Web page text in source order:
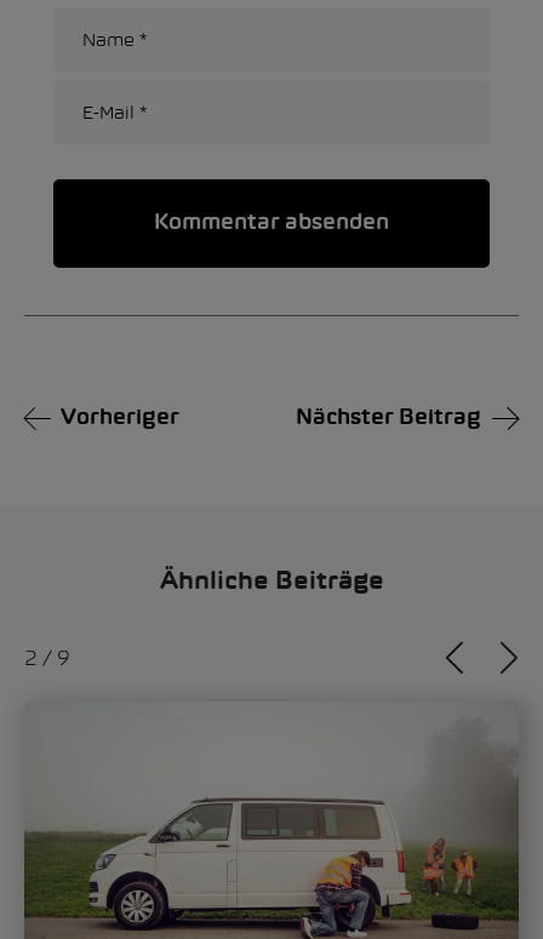
Vorheriger Nächster Beitrag
Ähnliche Beiträge
2 / 9